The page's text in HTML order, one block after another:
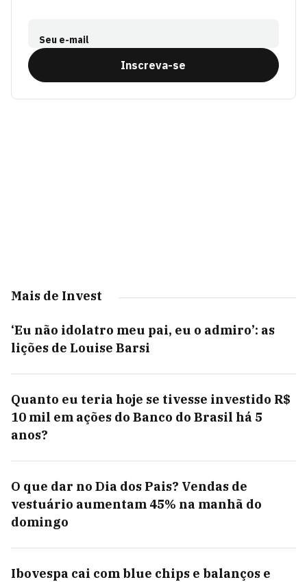
Seu e-mail
Inscreva-se
Mais de Invest
‘Eu não idolatro meu pai, eu o admiro’: as
lições de Louise Barsi
Quanto eu teria hoje se tivesse investido R$
10 mil em ações do Banco do Brasil há 5
anos?
O que dar no Dia dos Pais? Vendas de
vestuário aumentam 45% na manhã do
domingo
Ibovespa cai com blue chips e balanços e